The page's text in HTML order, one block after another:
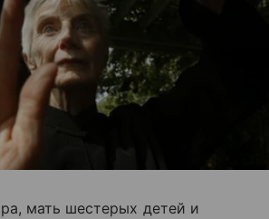
мать шестерых детей и